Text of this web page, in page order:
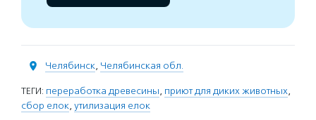
Челябинск, Челябинская обл.
ТЕГИ: переработка древесины, приют для диких животных,
сбор елок, утилизация елок